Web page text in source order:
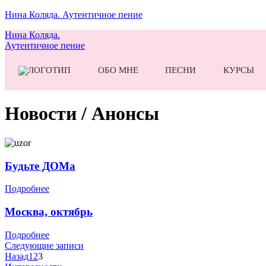
Нина Коляда. Аутентичное пение
Нина Коляда.
Аутентичное пение
ОБО МНЕ ПЕСНИ КУРСЫ
Новости / Анонсы
Будьте ДОМа
Подробнее
Москва, октябрь
Подробнее
Навигация
Следующие записи
Пагинация
Назад1 23